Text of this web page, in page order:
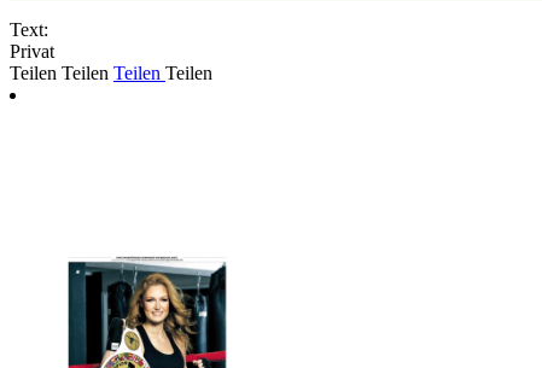
Text:
Privat
Teilen Teilen Teilen Teilen